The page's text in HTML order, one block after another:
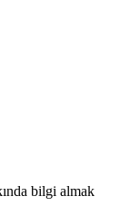
bilgi almak